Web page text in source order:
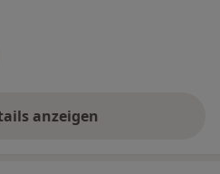
anzeigen
über Erfahrungen